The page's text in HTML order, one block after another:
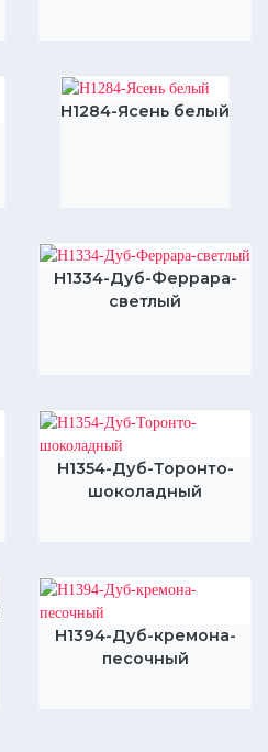
H1284-Ясень белый
H1334-Дуб-Феррара-
светлый
H1354-Дуб-Торонто-
шоколадный
H1394-Дуб-кремона-
песочный